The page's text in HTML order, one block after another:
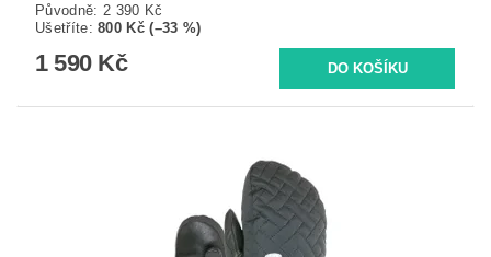
Původně: 2 390 Kč
Ušetříte:800 Kč (–33 %)
1 590 Kč